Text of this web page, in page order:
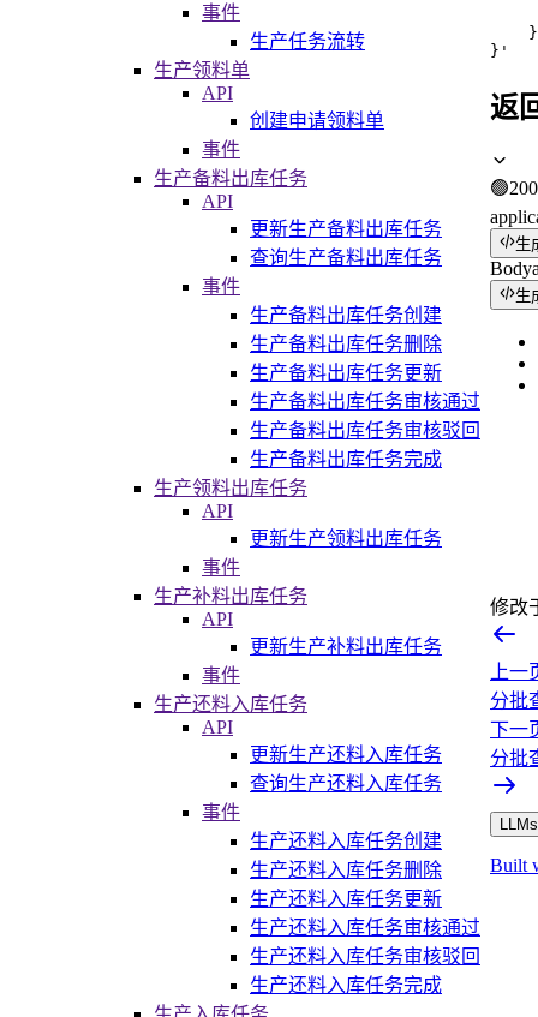
事件
生产任务流转
生产领料单
API
创建申请领料单
事件
生产备料出库任务
API
更新生产备料出库任务
查询生产备料出库任务
事件
生产备料出库任务创建
生产备料出库任务删除
生产备料出库任务更新
生产备料出库任务审核通过
生产备料出库任务审核驳回
生产备料出库任务完成
生产领料出库任务
API
更新生产领料出库任务
事件
生产补料出库任务
API
更新生产补料出库任务
事件
生产还料入库任务
API
更新生产还料入库任务
查询生产还料入库任务
事件
生产还料入库任务创建
生产还料入库任务删除
生产还料入库任务更新
生产还料入库任务审核通过
生产还料入库任务审核驳回
生产还料入库任务完成
    }
}'
返
🟢200
生
Body
生
修改
上一
分批
下一
分批
Built